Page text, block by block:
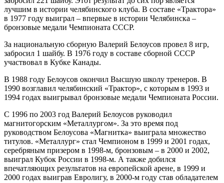
лучшим в истории челябинского клуба. В составе «Трактора»
в 1977 году выиграл – впервые в истории Челябинска –
бронзовые медали Чемпионата СССР.
За национальную сборную Валерий Белоусов провел 8 игр,
забросил 1 шайбу. В 1976 году в составе сборной СССР
участвовал в Кубке Канады.
В 1988 году Белоусов окончил Высшую школу тренеров. В
1990 возглавил челябинский «Трактор», с которым в 1993 и
1994 годах выигрывал бронзовые медали Чемпионата России.
С 1996 по 2003 год Валерий Белоусов руководил
магнитогорским «Металлургом». За это время под
руководством Белоусова «Магнитка» выиграла множество
титулов. «Металлург» стал Чемпионом в 1999 и 2001 годах,
серебряным призером в 1998-м, бронзовым – в 2000 и 2002,
выиграл Кубок России в 1998-м. А также добился
впечатляющих результатов на европейской арене, в 1999 и
2000 годах выиграв Евролигу, в 2000-м году став обладателем